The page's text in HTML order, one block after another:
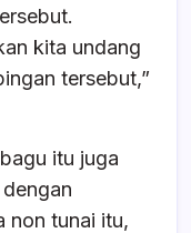
kita undang
tersebut,”
itu juga
non tunai itu,